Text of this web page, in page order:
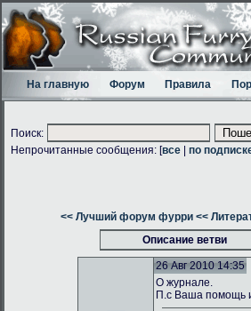
На главную Форум Правила
Поиск:
Непрочитанные сообщения: [все по
<< Лучший форум фурри <<
Описание ветви
26 Авг 2010 14:35
О журнале.
П.с Ваша помощь